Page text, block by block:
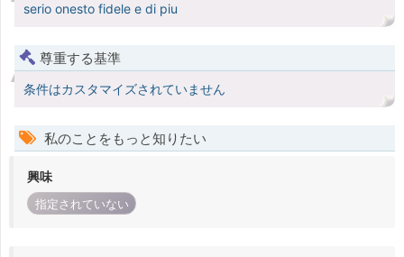
serio onesto fidele e di piu
尊重する基準
条件はカスタマイズされていません
私のことをもっと知りたい
興味
指定されていない